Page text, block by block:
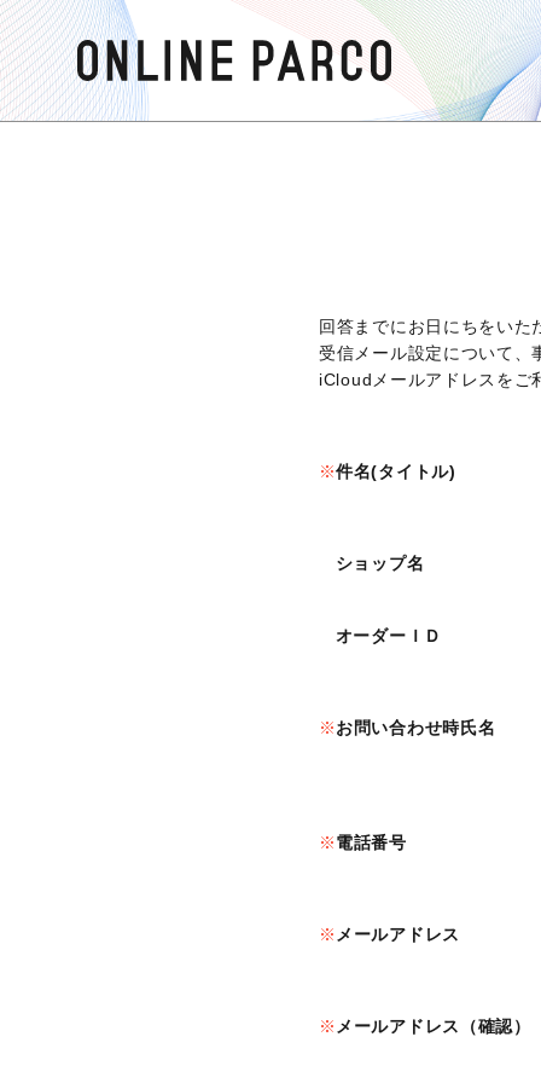
回答までにお日にちをいた
受信メール設定について、
iCloudメールアドレスをご
件名(タイトル)
ショップ名
オーダーＩＤ
お問い合わせ時氏名
電話番号
メールアドレス
メールアドレス（確認）